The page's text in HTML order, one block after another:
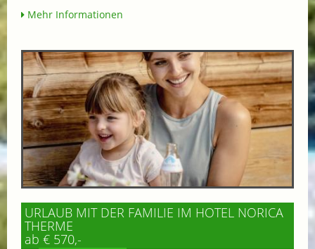
Mehr Informationen
URLAUB MIT DER FAMILIE IM HOTEL NORICA
THERME
ab € 570,-